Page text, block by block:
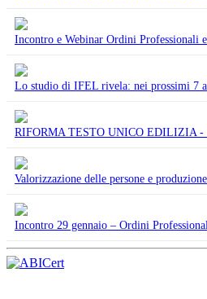
Incontro e Webinar Ordini
Lo studio di IFEL rivela: nei prossimi 7
RIFORMA TESTO UNICO EDILIZIA -
Valorizzazione delle persone e
Incontro 29 gennaio – Ordini